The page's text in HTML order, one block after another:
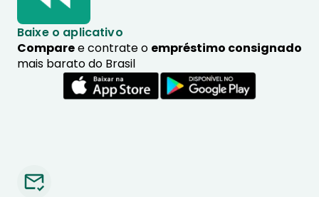
Baixe o aplicativo
Comparee contrate o empréstimo consignado
mais barato do Brasil